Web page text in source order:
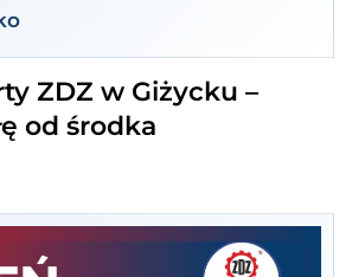
ZDZ w Giżycku –
od środka